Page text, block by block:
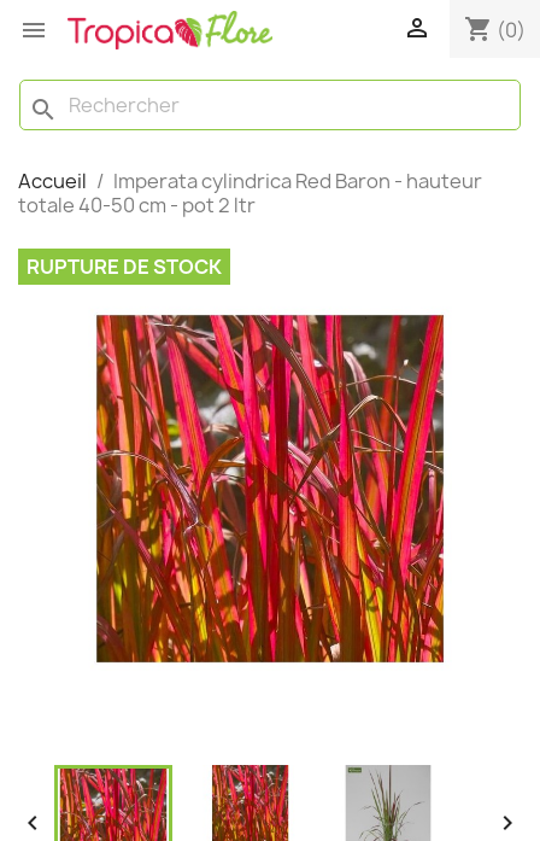
  shopping_cart (0)
search
Accueil
Imperata cylindrica Red Baron - hauteur
totale 40-50 cm - pot 2 ltr
RUPTURE DE STOCK
 